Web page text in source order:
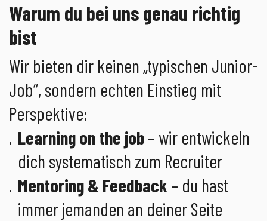
Warum du bei uns genau richtig
bist
Wir bieten dir keinen „typischen Junior-
Job“, sondern echten Einstieg mit
Perspektive:
Learning on the job– wir entwickeln
dich systematisch zum Recruiter
Mentoring & Feedback – du hast
immer jemanden an deiner Seite